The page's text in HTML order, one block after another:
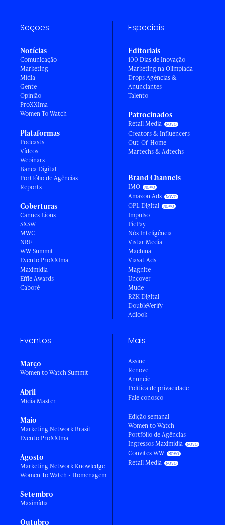
Seções
Notícias
Comunicação
Marketing
Mídia
Gente
Opinião
ProXXIma
Women To Watch
Plataformas
Podcasts
Vídeos
Webinars
Banca Digital
Portfólio de Agências
Reports
Coberturas
Cannes Lions
SXSW
MWC
NRF
WW Summit
Evento ProXXIma
Maximídia
Effie Awards
Caboré
Especiais
Editoriais
100 Dias de Inovação
Marketing na Olimpíada
Drops Agências &
Anunciantes
Talento
Patrocinados
Retail Media
Creators & Influencers
Out-Of-Home
Martechs & Adtechs
Brand Channels
IMO
Amazon Ads
OPL Digital
Impulso
PicPay
Nós Inteligência
Vistar Media
Machina
Viasat Ads
Magnite
Uncover
Mude
RZK Digital
DoubleVerify
Adlook
Eventos
Março
Women to Watch Summit
Abril
Mídia Master
Maio
Marketing Network Brasil
Evento ProXXIma
Agosto
Marketing Network Knowledge
Women To Watch - Homenagem
Setembro
Maximídia
Outubro
Mais
Assine
Renove
Anuncie
Política de privacidade
Fale conosco
Edição semanal
Women to Watch
Portfólio de Agências
Ingressos Maximídia
Convites WW
Retail Media